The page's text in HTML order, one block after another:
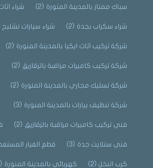
سباك ممتاز بالمدينة المنورة (2) شراء
شراء سكراب بجدة (2) شراء سيارات تشليح
شركة تركيب اثاث ايكيا بالمدينة المنورة (2)
شركة تركيب كاميرات مراقبة بالزقازيق (2)
شركة تسليك مجاري بالمدينة المنورة (2)
شركة تنظيف بيارات بالمدينة المنورة (3)
فني تركيب كاميرات مراقبة بالزقازيق (2)
فني ستلايت جدة (3) قطع الغيار
كرب النخل(2) كهربائي بالمدينة المنورة (3)